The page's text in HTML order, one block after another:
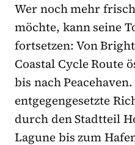
Wer noch mehr
möchte, kann seine
fortsetzen: Von
Coastal Cycle Route
bis nach
entgegengesetzte
durch den Stadtteil
Lagune bis zum